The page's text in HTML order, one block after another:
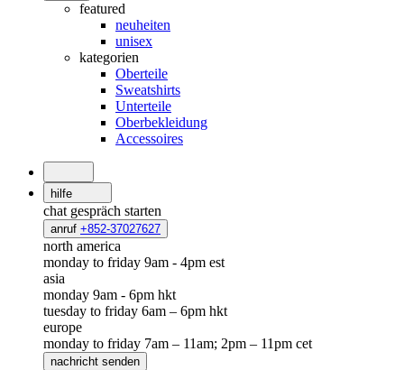
featured
neuheiten
unisex
kategorien
Oberteile
Sweatshirts
Unterteile
Oberbekleidung
Accessoires
hilfe
chat gespräch starten
anruf +852-37027627
north america
monday to friday 9am - 4pm est
asia
monday 9am - 6pm hkt
tuesday to friday 6am – 6pm hkt
europe
monday to friday 7am – 11am; 2pm – 11pm cet
nachricht senden